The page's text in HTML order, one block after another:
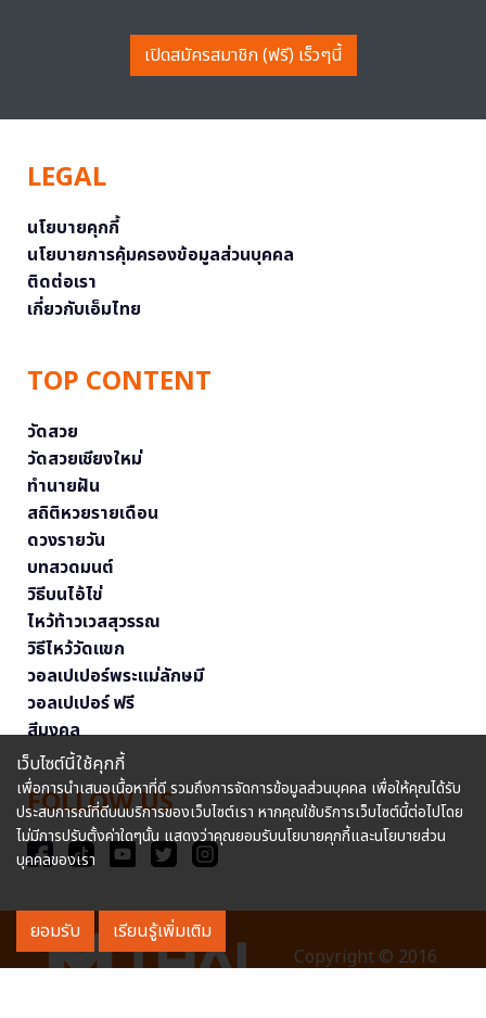
เปิดสมัครสมาชิก (ฟรี) เร็วๆนี้
LEGAL
นโยบายคุกกี้
นโยบายการคุ้มครองข้อมูลส่วนบุคคล
ติดต่อเรา
เกี่ยวกับเอ็มไทย
TOP CONTENT
วัดสวย
วัดสวยเชียงใหม่
ทำนายฝัน
สถิติหวยรายเดือน
ดวงรายวัน
บทสวดมนต์
วิธีบนไอ้ไข่
ไหว้ท้าวเวสสุวรรณ
วิธีไหว้วัดแขก
วอลเปเปอร์พระแม่ลักษมี
วอลเปเปอร์ ฟรี
สีมงคล
FOLLOW US
Copyright © 2016
เว็บไซต์นี้ใช้คุกกี้
เพื่อการนำเสนอเนื้อหาที่ดี รวมถึงการจัดการข้อมูลส่วนบุคคล เพื่อให้คุณได้รับ
ประสบการณ์ที่ดีบนบริการของเว็บไซต์เรา หากคุณใช้บริการเว็บไซต์นี้ต่อไปโดย
ไม่มีการปรับตั้งค่าใดๆนั้น แสดงว่าคุณยอมรับนโยบายคุกกี้และนโยบายส่วน
บุคคลของเรา
ยอมรับ เรียนรู้เพิ่มเติม